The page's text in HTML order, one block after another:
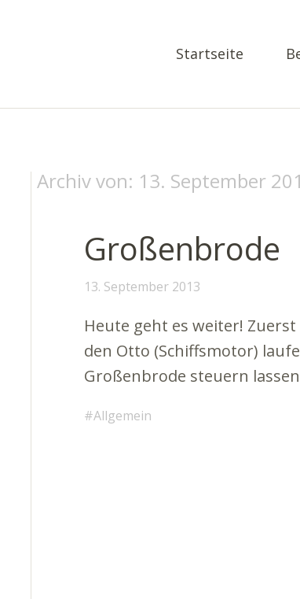
Startseite
Archiv von: 13. September
Großenbrode
13. September 2013
Heute geht es weiter!
den Otto (Schiffsmotor)
Großenbrode steuern
Allgemein